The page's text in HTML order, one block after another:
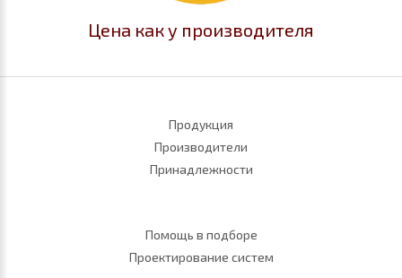
Цена как у производителя
Продукция
Производители
Принадлежности
Помощь в подборе
Проектирование систем